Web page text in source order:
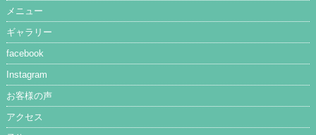
メニュー
ギャラリー
facebook
Instagram
お客様の声
アクセス